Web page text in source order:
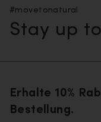
#movetonatural
Stay up
Erhalte 10%
Bestellung.